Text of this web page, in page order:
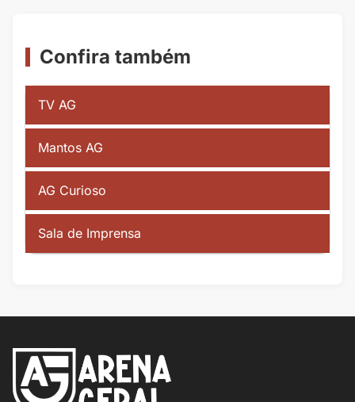
Confira também
TV AG
Mantos AG
AG Curioso
Sala de Imprensa